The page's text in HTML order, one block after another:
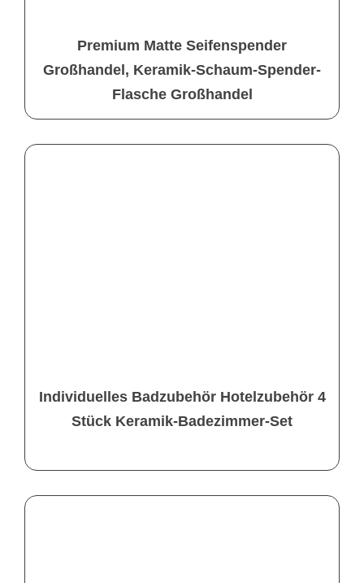
Premium Matte Seifenspender
Großhandel, Keramik-Schaum-Spender-
Flasche Großhandel
Individuelles Badzubehör Hotelzubehör 4
Stück Keramik-Badezimmer-Set